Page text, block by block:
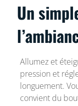
Un
Allumez et
pression et
longuement.
convient du